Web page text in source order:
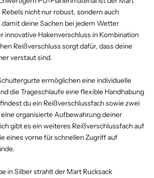
Rebels nicht nur robust, sondern auch
deine Sachen bei jedem Wetter
innovative Hakenverschluss in Kombination
Reißverschluss sorgt dafür, dass deine
verstaut sind.
ermöglichen eine individuelle
die Trageschlaufe eine flexible Handhabung
du ein Reißverschlussfach sowie zwei
organisierte Aufbewahrung deiner
gibt es ein weiteres Reißverschlussfach auf
eines vorne für schnellen Zugriff auf
in Silber strahlt der Mart Rucksack